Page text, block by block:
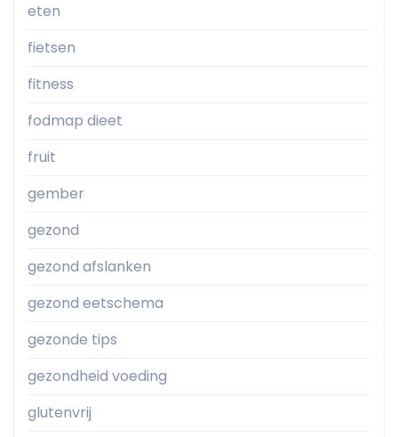
eten
fietsen
fitness
fodmap dieet
fruit
gember
gezond
gezond afslanken
gezond eetschema
gezonde tips
gezondheid voeding
glutenvrij